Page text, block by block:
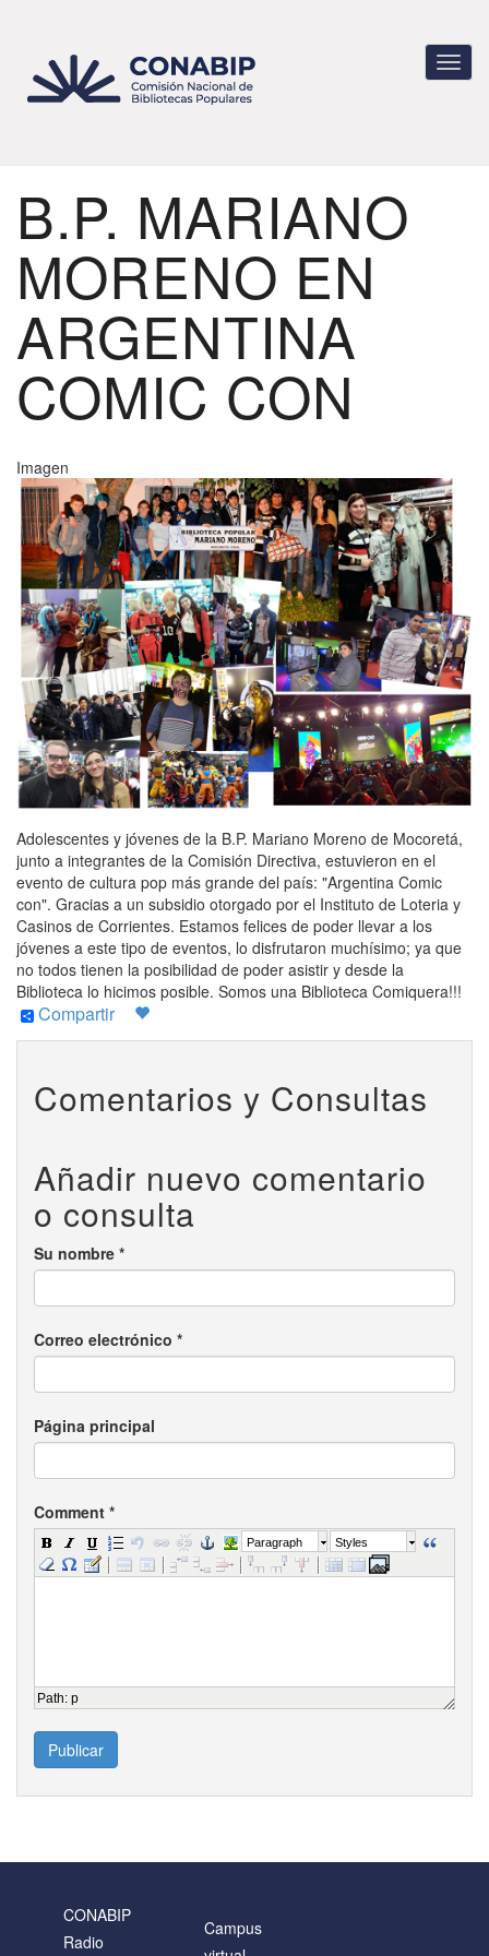
contenido
principal
B.P. MARIANO
MORENO EN
ARGENTINA
COMIC CON
Imagen
Adolescentes y jóvenes de la B.P. Mariano Moreno de Mocoretá,
junto a integrantes de la Comisión Directiva, estuvieron en el
evento de cultura pop más grande del país: "Argentina Comic
con". Gracias a un subsidio otorgado por el Instituto de Loteria y
Casinos de Corrientes. Estamos felices de poder llevar a los
jóvenes a este tipo de eventos, lo disfrutaron muchísimo; ya que
no todos tienen la posibilidad de poder asistir y desde la
Biblioteca lo hicimos posible. Somos una Biblioteca Comiquera!!!
Compartir
Comentarios y Consultas
Añadir nuevo comentario
o consulta
Su nombre *
Correo electrónico *
Página principal
Comment *
Paragraph Styles
Path: p
Publicar
CONABIP
Radio
Campus